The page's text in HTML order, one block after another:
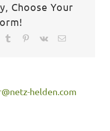
Choose Your
Tumblr Pinterest
Vk
E-
helden.com